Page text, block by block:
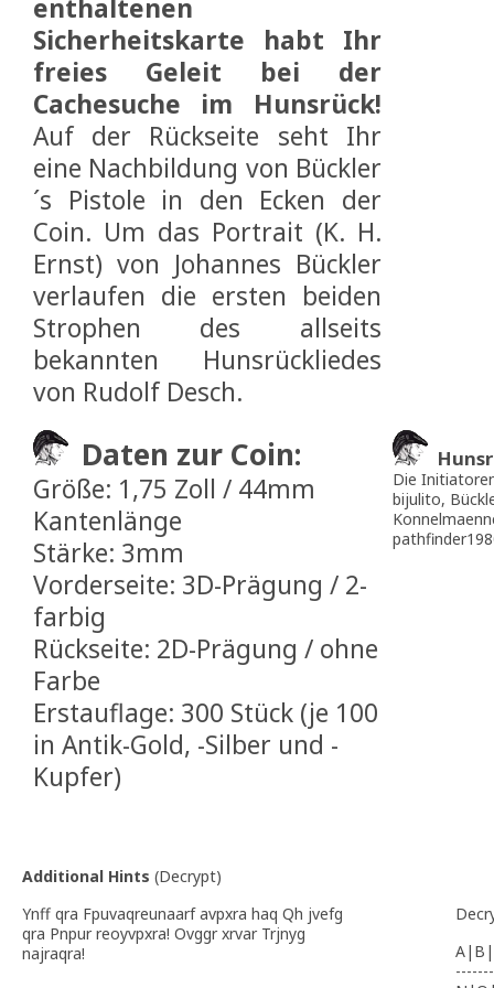
enthaltenen
Sicherheitskarte habt Ihr
freies Geleit bei der
Cachesuche im Hunsrück!
Auf der Rückseite seht Ihr
eine Nachbildung von Bückler
´s Pistole in den Ecken der
Coin. Um das Portrait (K. H.
Ernst) von Johannes Bückler
verlaufen die ersten beiden
Strophen des allseits
bekannten Hunsrückliedes
von Rudolf Desch.
Daten zur Coin:
Größe: 1,75 Zoll / 44mm
Kantenlänge
Stärke: 3mm
Vorderseite: 3D-Prägung / 2-
farbig
Rückseite: 2D-Prägung / ohne
Farbe
Erstauflage: 300 Stück (je 100
in Antik-Gold, -Silber und -
Kupfer)
Die
bijulito,
Additional Hints (Decrypt)
Ynff qra Fpuvaqreunaarf avpxra haq Qh jvefg
qra Pnpur reoyvpxra! Ovggr xrvar Trjnyg
najraqra!